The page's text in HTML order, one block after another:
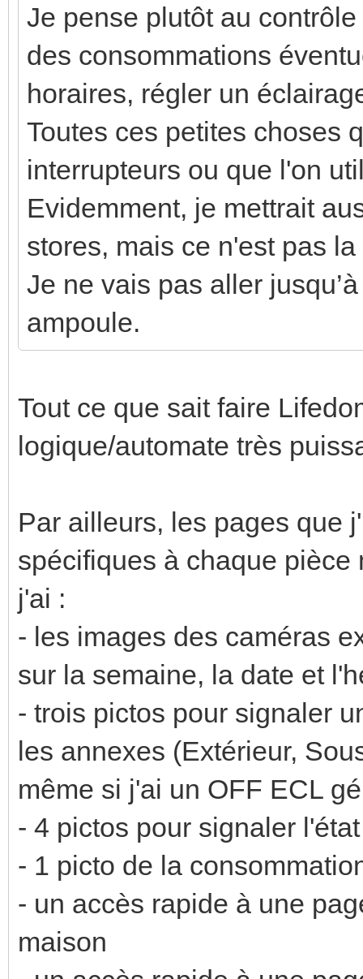
Je pense plutôt au
des consommations
horaires, régler un
Toutes ces petites choses
interrupteurs ou que l'on
Evidemment, je mettrait
stores, mais ce n'est pas
Je ne vais pas aller
ampoule.
Tout ce que sait faire
logique/automate très
Par ailleurs, les pages que
spécifiques à chaque pièce
j'ai :
- les images des caméras
sur la semaine, la date et
- trois pictos pour signaler
les annexes (Extérieur,
même si j'ai un OFF ECL
- 4 pictos pour signaler
- 1 picto de la
- un accès rapide à une
maison